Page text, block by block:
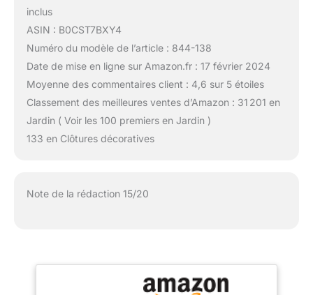
inclus
ASIN : B0CST7BXY4
Numéro du modèle de l’article : 844-138
Date de mise en ligne sur Amazon.fr : 17 février 2024
Moyenne des commentaires client : 4,6 sur 5 étoiles
Classement des meilleures ventes d’Amazon : 31 201 en
Jardin ( Voir les 100 premiers en Jardin )
133 en Clôtures décoratives
Note de la rédaction 15/20